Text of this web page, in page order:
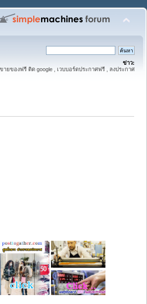
ข่าว:
ยของฟรี ติด google , เวบบอร์ดประกาศฟรี , ลงประกาศ